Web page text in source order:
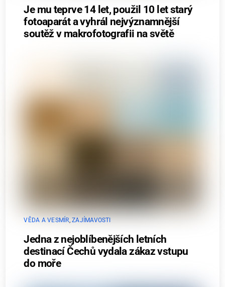
Je mu teprve 14 let, použil 10 let starý
fotoaparát a vyhrál nejvýznamnější
soutěž v makrofotografii na světě
VĚDA A VESMÍR,ZAJÍMAVOSTI
Jedna z nejoblíbenějších letních
destinací Čechů vydala zákaz vstupu
do moře